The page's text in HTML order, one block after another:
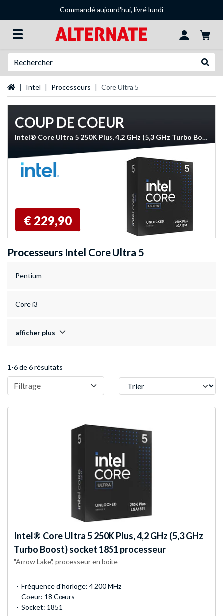
Commandé aujourd'hui, livré lundi
Page d'accueil
Intel Processeurs Core Ultra 5
COUP DE COEUR
Intel® Core Ultra 5 250K Plus, 4,2 GHz (5,3 GHz Turbo Boost) socket 1851 processeur
€ 229,90
Processeurs Intel Core Ultra 5
Pentium
Core i3
afficher plus
1-6 de 6 résultats
Filtrage Trier
Intel® Core Ultra 5 250K Plus, 4,2 GHz (5,3 GHz
Turbo Boost) socket 1851 processeur
"Arrow Lake", processeur en boîte
Fréquence d'horloge: 4 200 MHz
Coeur: 18 Cœurs
Socket: 1851